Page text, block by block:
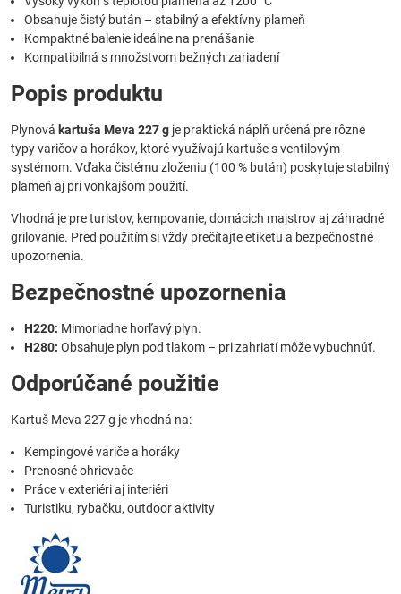
Obsahuje čistý bután – stabilný a efektívny plameň
Kompaktné balenie ideálne na prenášanie
Kompatibilná s množstvom bežných zariadení
Popis produktu
Plynová kartuša Meva 227 g je praktická náplň určená pre rôzne
typy varičov a horákov, ktoré využívajú kartuše s ventilovým
systémom. Vďaka čistému zloženiu (100 % bután) poskytuje stabilný
plameň aj pri vonkajšom použití.
Vhodná je pre turistov, kempovanie, domácich majstrov aj záhradné
grilovanie. Pred použitím si vždy prečítajte etiketu a bezpečnostné
upozornenia.
Bezpečnostné upozornenia
H220: Mimoriadne horľavý plyn.
H280: Obsahuje plyn pod tlakom – pri zahriatí môže vybuchnúť.
Odporúčané použitie
Kartuš Meva 227 g je vhodná na:
Kempingové variče a horáky
Prenosné ohrievače
Práce v exteriéri aj interiéri
Turistiku, rybačku, outdoor aktivity